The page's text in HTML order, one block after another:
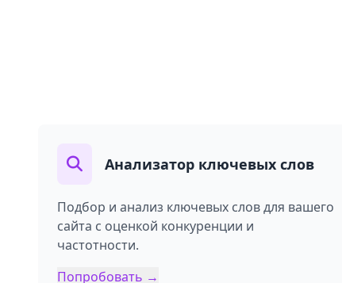
Анализатор ключевых слов
Подбор и анализ ключевых слов для вашего
сайта с оценкой конкуренции и
частотности.
Попробовать →